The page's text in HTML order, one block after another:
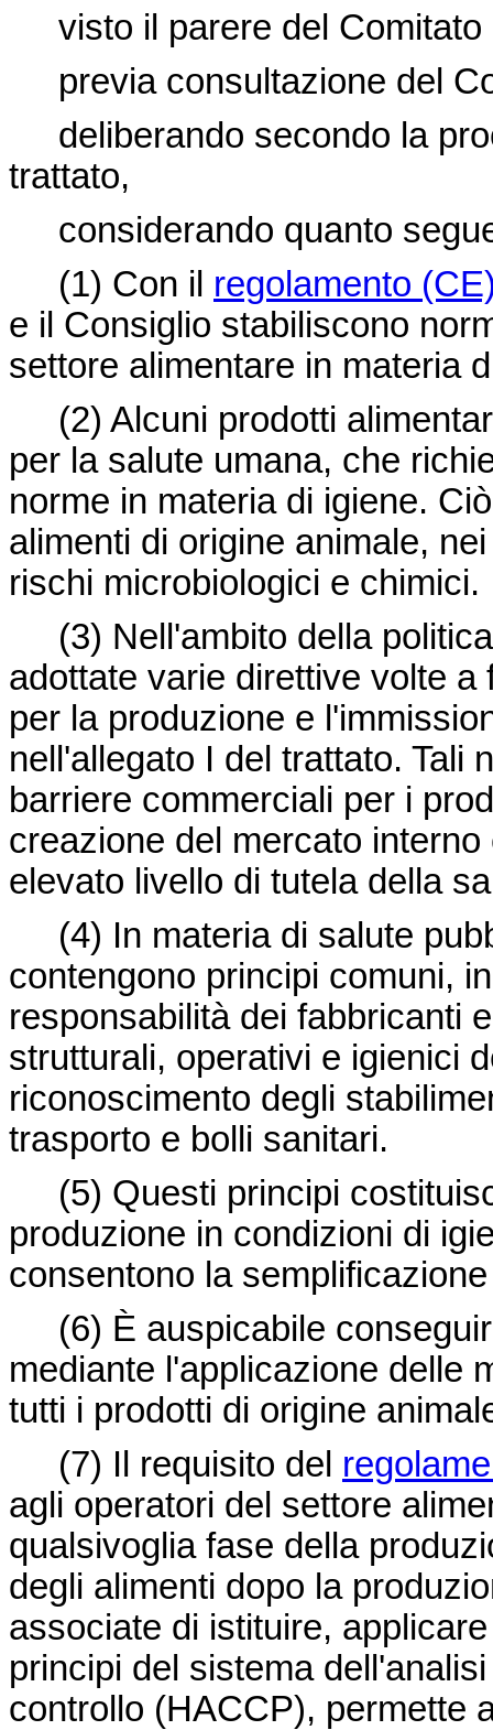
visto il parere del Comitato
previa consultazione del
deliberando secondo la
trattato,
considerando quanto
(1) Con il regolamento
e il Consiglio stabiliscono
settore alimentare in materia
(2) Alcuni prodotti
per la salute umana, che
norme in materia di igiene.
alimenti di origine animale,
rischi microbiologici e chimici.
(3) Nell'ambito della
adottate varie direttive volte
per la produzione e
nell'allegato I del trattato. Tali
barriere commerciali per i
creazione del mercato
elevato livello di tutela della
(4) In materia di salute
contengono principi comuni,
responsabilità dei fabbricanti
strutturali, operativi e igienici
riconoscimento degli
trasporto e bolli sanitari.
(5) Questi principi
produzione in condizioni di
consentono la
(6) È auspicabile
mediante l'applicazione delle
tutti i prodotti di origine
(7) Il requisito del
agli operatori del settore
qualsivoglia fase della
degli alimenti dopo la
associate di istituire,
principi del sistema
controllo (HACCP), permette